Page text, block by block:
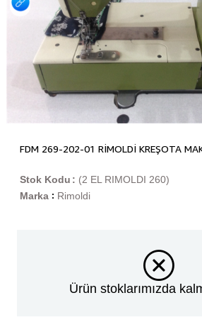
FDM 269-202-01 RİMOLDİ KREŞOTA
(2 EL RIMOLDI 260)
Stok Kodu
Marka : Rimoldi
Ürün stoklarımızda